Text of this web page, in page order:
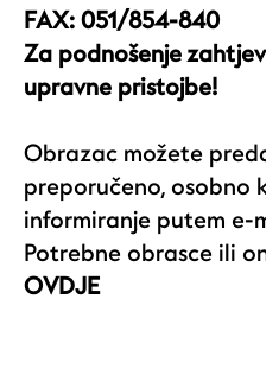
FAX: 051/854-840
Za podnošenje
upravne pristojbe!
Obrazac možete
preporučeno, osobno
informiranje putem e-
Potrebne obrasce ili
OVDJE